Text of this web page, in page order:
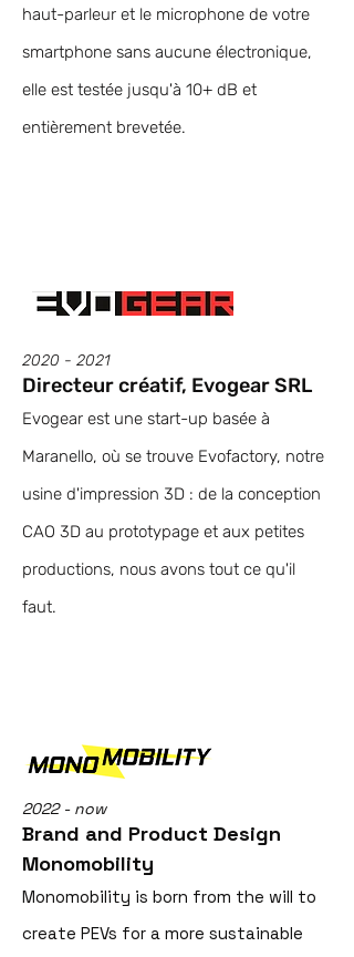
haut-parleur et le microphone de votre
smartphone sans aucune électronique,
elle est testée jusqu'à 10+ dB et
entièrement brevetée.
2020 - 2021
Directeur créatif, Evogear SRL
Evogear est une start-up basée à
Maranello, où se trouve Evofactory, notre
usine d'impression 3D : de la conception
CAO 3D au prototypage et aux petites
productions, nous avons tout ce qu'il
faut.
2022 - now
Brand and Product Design
Monomobility
Monomobility is born from the will to
create PEVs for a more sustainable